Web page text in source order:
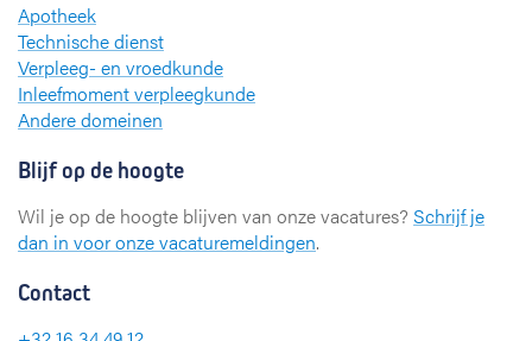
Apotheek
Technische dienst
Verpleeg- en vroedkunde
Inleefmoment verpleegkunde
Andere domeinen
Blijf op de hoogte
Wil je op de hoogte blijven van onze vacatures? Schrijf je
dan in voor onze vacaturemeldingen.
Contact